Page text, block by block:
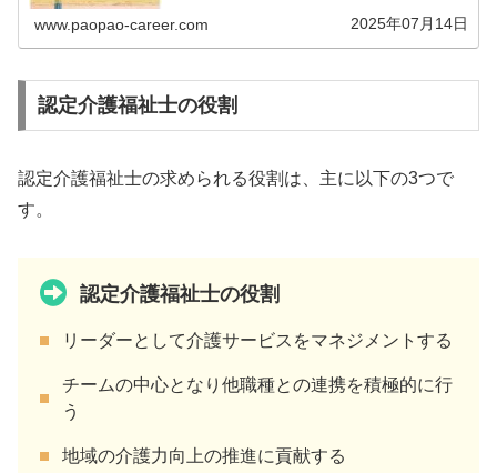
特徴を理解することが大切です。本記...
www.paopao-career.com 2025年07月14日
認定介護福祉士の役割
認定介護福祉士の求められる役割は、主に以下の3つで
す。
認定介護福祉士の役割
リーダーとして介護サービスをマネジメントする
チームの中心となり他職種との連携を積極的に行
う
地域の介護力向上の推進に貢献する